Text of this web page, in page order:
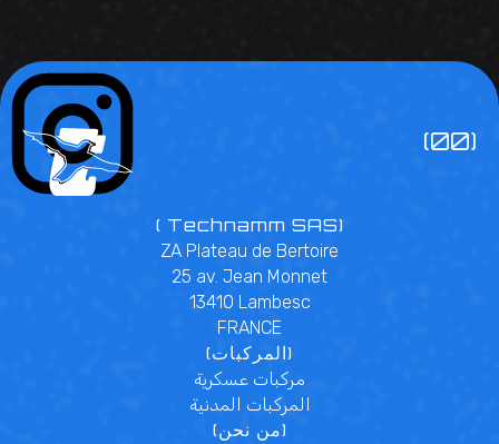
(00)
( Technamm SAS)
ZA Plateau de Bertoire
25 av. Jean Monnet
13410 Lambesc
FRANCE
(المركبات)
مركبات عسكرية
المركبات المدنية
(من نحن)